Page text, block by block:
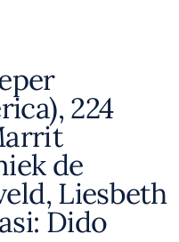
224
de
Liesbeth
Dido